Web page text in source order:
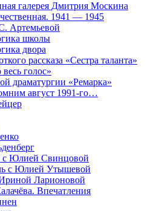
галерея Дмитрия Москина
1941 — 1945
Артемьевой
школы
двора
рассказа «Сестра таланта»
голос»
драматургии «Ремарка»
август 1991-го…
с Юлией Свинцовой
с Юлией Утышевой
Ларионовой
Впечатления